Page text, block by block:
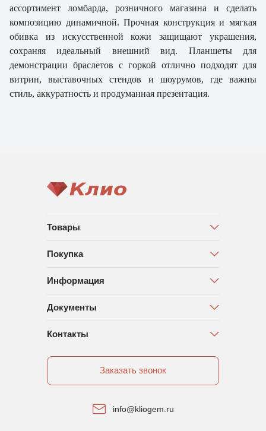
ассортимент ломбарда, розничного магазина и сделать
композицию динамичной. Прочная конструкция и мягкая
обивка из искусственной кожи защищают украшения,
сохраняя идеальный внешний вид. Планшеты для
демонстрации браслетов с горкой отлично подходят для
витрин, выставочных стендов и шоурумов, где важны
стиль, аккуратность и продуманная презентация.
Товары
Покупка
Информация
Документы
Контакты
Заказать звонок
info@kliogem.ru